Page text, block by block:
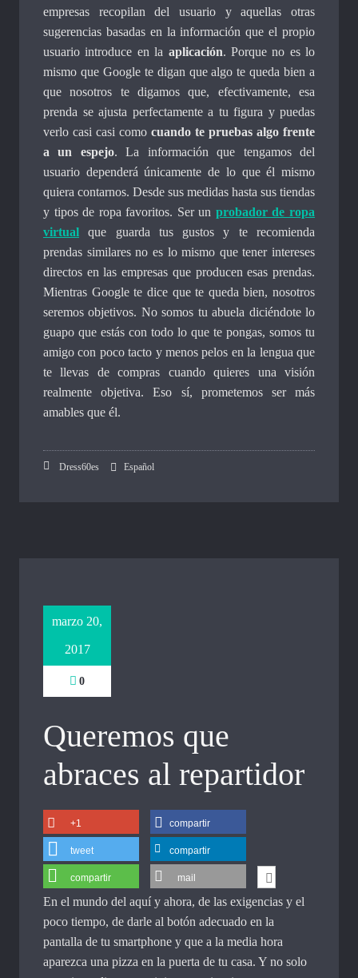
empresas recopilan del usuario y aquellas otras
sugerencias basadas en la información que el propio
usuario introduce en la aplicación. Porque no es lo
mismo que Google te digan que algo te queda bien a
que nosotros te digamos que, efectivamente, esa
prenda se ajusta perfectamente a tu figura y puedas
verlo casi casi como cuando te pruebas algo frente
a un espejo. La información que tengamos del
usuario dependerá únicamente de lo que él mismo
quiera contarnos. Desde sus medidas hasta sus tiendas
y tipos de ropa favoritos. Ser un probador de ropa
virtual que guarda tus gustos y te recomienda
prendas similares no es lo mismo que tener intereses
directos en las empresas que producen esas prendas.
Mientras Google te dice que te queda bien, nosotros
seremos objetivos. No somos tu abuela diciéndote lo
guapo que estás con todo lo que te pongas, somos tu
amigo con poco tacto y menos pelos en la lengua que
te llevas de compras cuando quieres una visión
realmente objetiva. Eso sí, prometemos ser más
amables que él.
Dress60es Español
marzo 20,
2017
0
Queremos que
abraces al repartidor
+1 compartir
tweet compartir
compartir mail
En el mundo del aquí y ahora, de las exigencias y el
poco tiempo, de darle al botón adecuado en la
pantalla de tu smartphone y que a la media hora
aparezca una pizza en la puerta de tu casa. Y no solo